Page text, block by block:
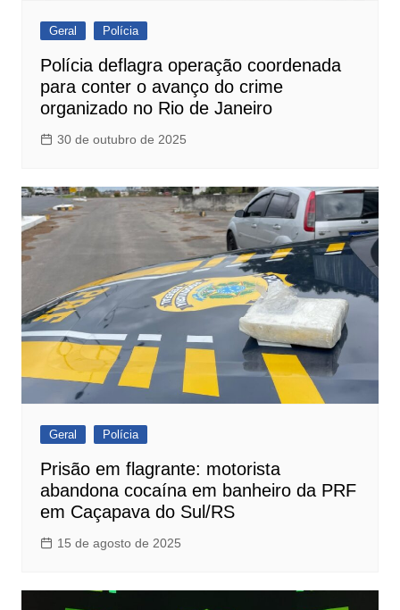
Geral Polícia
Polícia deflagra operação coordenada
para conter o avanço do crime
organizado no Rio de Janeiro
30 de outubro de 2025
Geral Polícia
Prisão em flagrante: motorista
abandona cocaína em banheiro da PRF
em Caçapava do Sul/RS
15 de agosto de 2025